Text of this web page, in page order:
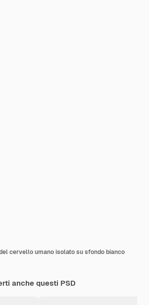
cervello umano isolato su sfondo bianco
anche questi PSD